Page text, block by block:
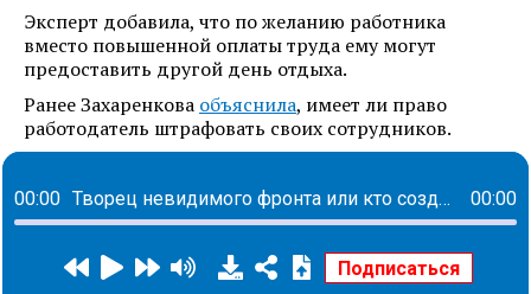
Эксперт добавила, что по желанию работника
вместо повышенной оплаты труда ему могут
предоставить другой день отдыха.
Ранее Захаренкова объяснила, имеет ли право
работодатель штрафовать своих сотрудников.
00:00 Творец невидимого фронта или кто создает пространства для комфорта каждого сотрудника: история Елены Савченко 00:00